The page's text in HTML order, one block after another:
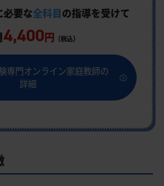
必要な全科目の指導を受けて
4,400円 （税込）
専門オンライン家庭教師の
詳細